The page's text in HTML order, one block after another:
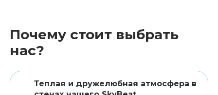
Почему стоит выбрать
нас?
Теплая и дружелюбная атмосфера в